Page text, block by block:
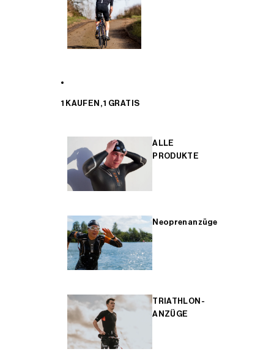
1 KAUFEN, 1 GRATIS
ALLE
PRODUKTE
Neoprenanzüge
TRIATHLON-
ANZÜGE